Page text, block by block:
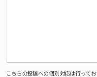
こちらの投稿への個別対応は行って